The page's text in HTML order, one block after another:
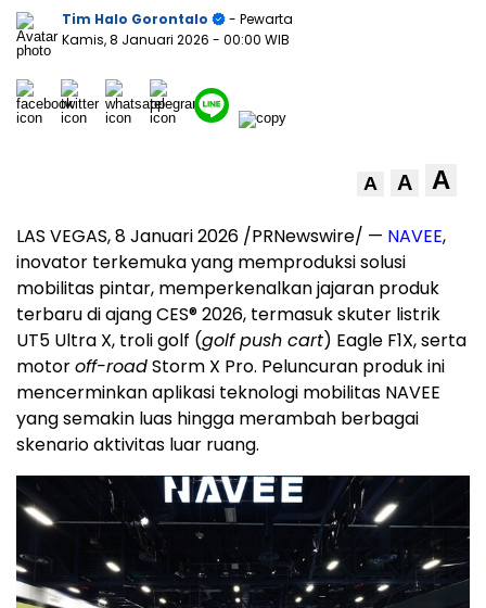
Tim Halo Gorontalo
- Pewarta
Kamis, 8 Januari 2026 - 00:00 WIB
A A A
LAS VEGAS, 8 Januari 2026 /PRNewswire/ — NAVEE,
inovator terkemuka yang memproduksi solusi
mobilitas pintar, memperkenalkan jajaran produk
terbaru di ajang CES® 2026, termasuk skuter listrik
UT5 Ultra X, troli golf (golf push cart) Eagle F1X, serta
motoroff-roadStorm X Pro. Peluncuran produk ini
mencerminkan aplikasi teknologi mobilitas NAVEE
yang semakin luas hingga merambah berbagai
skenario aktivitas luar ruang.